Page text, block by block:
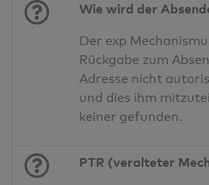
Wie wird der
Der exp
Rückgabe zum
Adresse nicht
und dies ihm
keiner gefunden.
PTR (veralteter